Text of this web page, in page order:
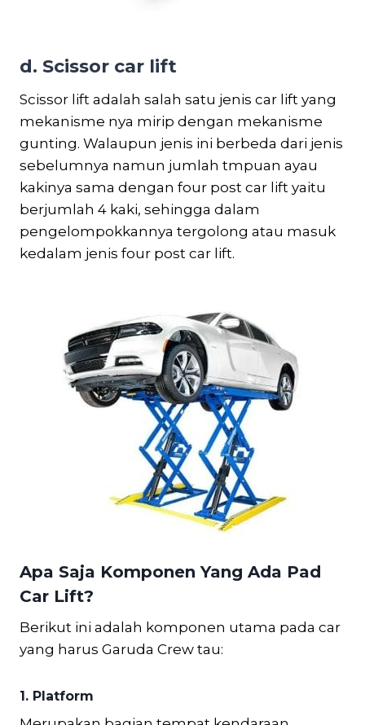
d. Scissor car lift
Scissor lift adalah salah satu jenis car lift yang
mekanisme nya mirip dengan mekanisme
gunting. Walaupun jenis ini berbeda dari jenis
sebelumnya namun jumlah tmpuan ayau
kakinya sama dengan four post car lift yaitu
berjumlah 4 kaki, sehingga dalam
pengelompokkannya tergolong atau masuk
kedalam jenis four post car lift.
Apa Saja Komponen Yang Ada Pad
Car Lift?
Berikut ini adalah komponen utama pada car
yang harus Garuda Crew tau:
1. Platform